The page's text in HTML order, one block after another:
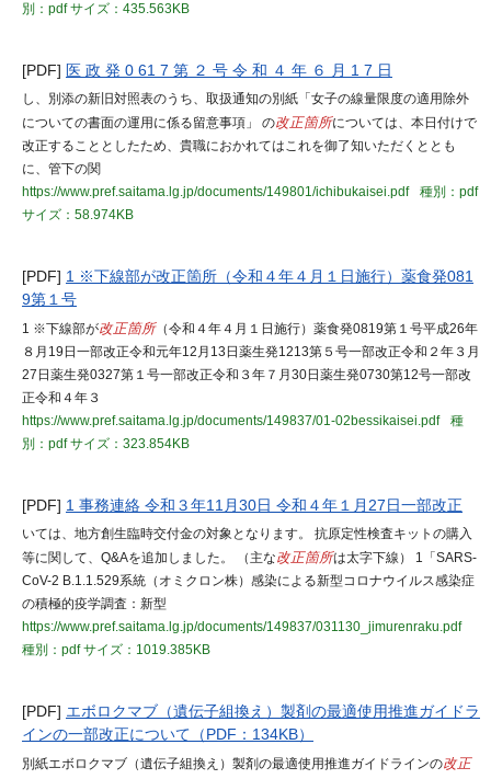
別：pdfサイズ：435.563KB
[PDF] 医 政 発 0 61 7 第 ２ 号 令 和 ４ 年 ６ 月 1 7 日
し、別添の新旧対照表のうち、取扱通知の別紙「女子の線量限度の適用除外
についての書面の運用に係る留意事項」 の改正箇所については、本日付けで
改正することとしたため、貴職におかれてはこれを御了知いただくととも
に、管下の関
https://www.pref.saitama.lg.jp/documents/149801/ichibukaisei.pdf
種別：pdf
サイズ：58.974KB
[PDF] 1 ※下線部が改正箇所（令和４年４月１日施行）薬食発081
9第１号
1 ※下線部が改正箇所（令和４年４月１日施行）薬食発0819第１号平成26年
８月19日一部改正令和元年12月13日薬生発1213第５号一部改正令和２年３月
27日薬生発0327第１号一部改正令和３年７月30日薬生発0730第12号一部改
正令和４年３
https://www.pref.saitama.lg.jp/documents/149837/01-02bessikaisei.pdf
種
別：pdfサイズ：323.854KB
[PDF] 1 事務連絡 令和３年11月30日 令和４年１月27日一部改正
いては、地方創生臨時交付金の対象となります。 抗原定性検査キットの購入
等に関して、Q&Aを追加しました。 （主な改正箇所は太字下線） 1「SARS-
CoV-2 B.1.1.529系統（オミクロン株）感染による新型コロナウイルス感染症
の積極的疫学調査：新型
https://www.pref.saitama.lg.jp/documents/149837/031130_jimurenraku.pdf
種別：pdfサイズ：1019.385KB
[PDF] エボロクマブ（遺伝子組換え）製剤の最適使用推進ガイドラ
インの一部改正について（PDF：134KB）
別紙エボロクマブ（遺伝子組換え）製剤の最適使用推進ガイドラインの改正